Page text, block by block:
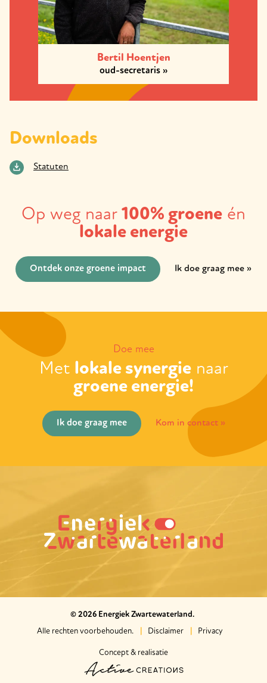
Bertil Hoentjen
oud-secretaris
Downloads
Statuten
Op weg naar 100% groene én
lokale energie
Ontdek onze groene impact Ik doe graag mee
Doe mee
Met lokale synergie naar
groene energie!
Ik doe graag mee Kom in contact
© 2026 Energiek Zwartewaterland.
Alle rechten voorbehouden.
Disclaimer Privacy
Concept & realisatie